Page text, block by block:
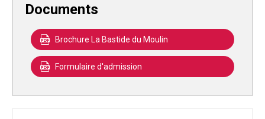
Documents
Brochure La Bastide du Moulin
Formulaire d'admission